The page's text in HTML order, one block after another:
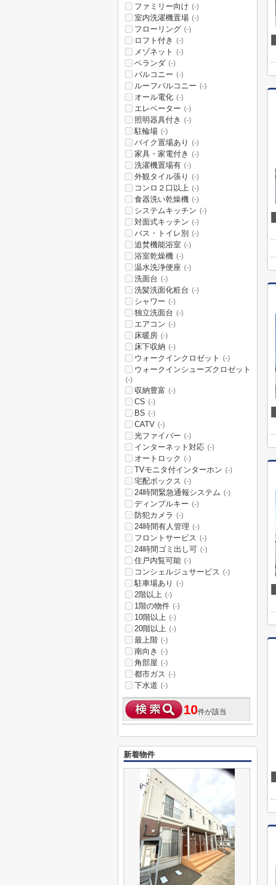
ファミリー向け (-)
室内洗濯機置場 (-)
フローリング (-)
ロフト付き (-)
メゾネット (-)
ベランダ (-)
バルコニー (-)
ルーフバルコニー (-)
オール電化 (-)
エレベーター (-)
照明器具付き (-)
駐輪場 (-)
バイク置場あり (-)
家具・家電付き (-)
洗濯機置場有 (-)
外観タイル張り (-)
コンロ２口以上 (-)
食器洗い乾燥機 (-)
システムキッチン (-)
対面式キッチン (-)
バス・トイレ別 (-)
追焚機能浴室 (-)
浴室乾燥機 (-)
温水洗浄便座 (-)
洗面台 (-)
洗髪洗面化粧台 (-)
シャワー (-)
独立洗面台 (-)
エアコン (-)
床暖房 (-)
床下収納 (-)
ウォークインクロゼット (-)
ウォークインシューズクロゼット
(-)
収納豊富 (-)
CS (-)
BS (-)
CATV (-)
光ファイバー (-)
インターネット対応 (-)
オートロック (-)
TVモニタ付インターホン (-)
宅配ボックス (-)
24時間緊急通報システム (-)
ディンプルキー (-)
防犯カメラ (-)
24時間有人管理 (-)
フロントサービス (-)
24時間ゴミ出し可 (-)
住戸内覧可能 (-)
コンシェルジュサービス (-)
駐車場あり (-)
2階以上 (-)
1階の物件 (-)
10階以上 (-)
20階以上 (-)
最上階 (-)
南向き (-)
角部屋 (-)
都市ガス (-)
下水道 (-)
10件が該当
新着物件